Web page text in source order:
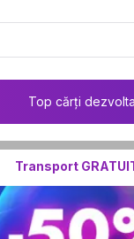
Top cărți
Transport